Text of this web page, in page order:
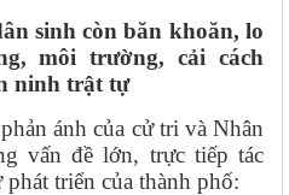
sinh còn băn khoăn, lo
môi trường, cải cách
ninh trật tự
ánh của cử tri và Nhân
vấn đề lớn, trực tiếp tác
triển của thành phố: